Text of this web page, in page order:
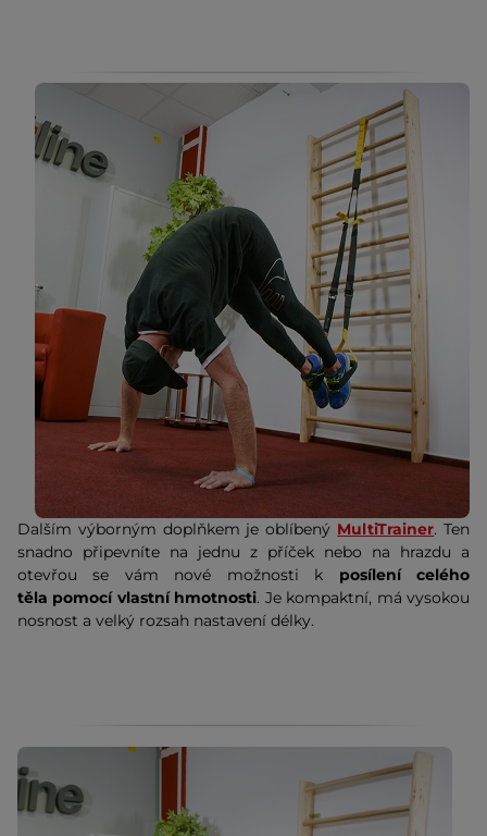
Dalším výborným doplňkem je oblíbený MultiTrainer. Ten
snadno připevníte na jednu z příček nebo na hrazdu a
otevřou se vám nové možnosti k posílení celého
těla pomocí vlastní hmotnosti. Je kompaktní, má vysokou
nosnost a velký rozsah nastavení délky.